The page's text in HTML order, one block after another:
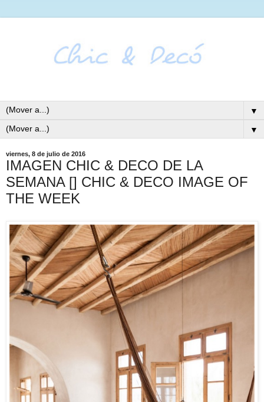
▼
▼
viernes, 8 de julio de 2016
IMAGEN CHIC & DECO DE LA
SEMANA [] CHIC & DECO IMAGE OF
THE WEEK